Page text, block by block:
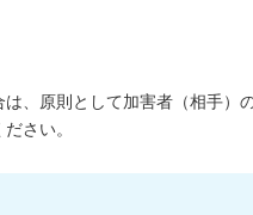
、原則として加害者（相手）
さい。